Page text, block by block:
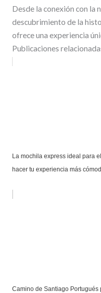
Desde la conexión con la
descubrimiento de la
ofrece una experiencia
Publicaciones
La mochila express ideal para
hacer tu experiencia más
Camino de Santiago Portugués